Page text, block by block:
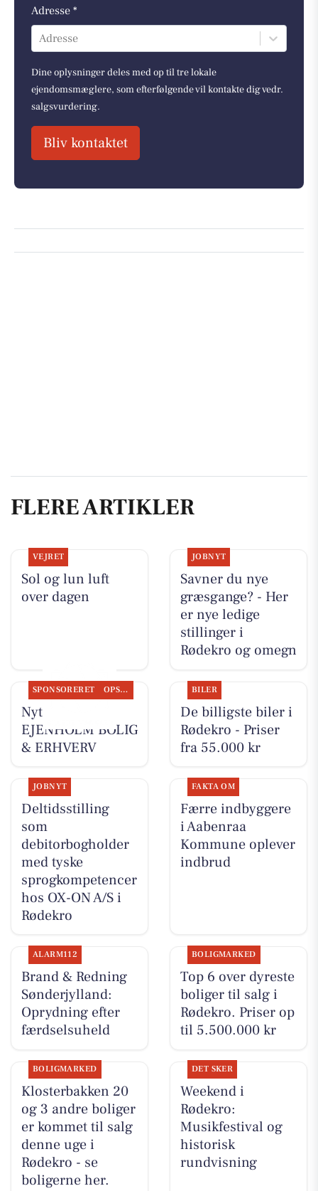
Adresse *
Adresse
Dine oplysninger deles med op til tre lokale
ejendomsmæglere, som efterfølgende vil kontakte dig vedr.
salgsvurdering.
Bliv kontaktet
FLERE ARTIKLER
VEJRET
Sol og lun luft
over dagen
JOBNYT
Savner du nye
græsgange? - Her
er nye ledige
stillinger i
Rødekro og omegn
SPONSORERET OPSLAGSTAVLEN
Nyt fra
EJENHOLM BOLIG
& ERHVERV
BILER
De billigste biler i
Rødekro - Priser
fra 55.000 kr
JOBNYT
Deltidsstilling
som
debitorbogholder
med tyske
sprogkompetencer
hos OX-ON A/S i
Rødekro
FAKTA OM
Færre indbyggere
i Aabenraa
Kommune oplever
indbrud
ALARM112
Brand & Redning
Sønderjylland:
Oprydning efter
færdselsuheld
BOLIGMARKED
Top 6 over dyreste
boliger til salg i
Rødekro. Priser op
til 5.500.000 kr
BOLIGMARKED
Klosterbakken 20
og 3 andre boliger
er kommet til salg
denne uge i
Rødekro - se
boligerne her.
DET SKER
Weekend i
Rødekro:
Musikfestival og
historisk
rundvisning